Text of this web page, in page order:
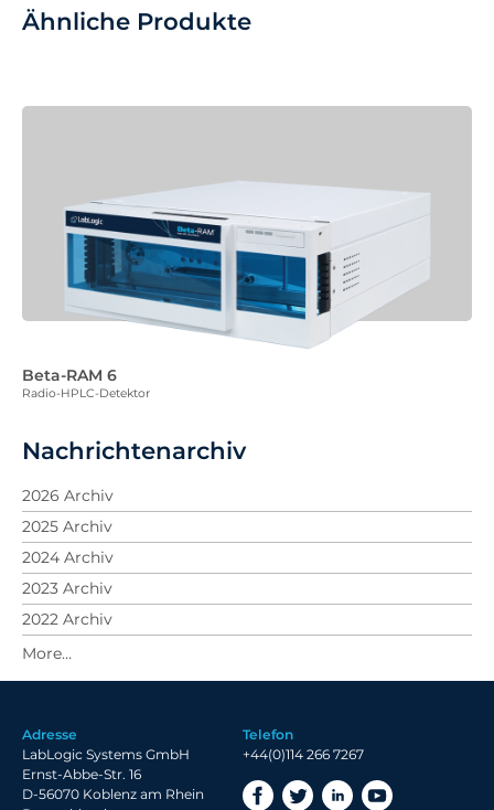
Ähnliche Produkte
Beta-RAM 6
Radio-HPLC-Detektor
Nachrichtenarchiv
2026 Archiv
2025 Archiv
2024 Archiv
2023 Archiv
2022 Archiv
2021 Archiv
2020 Archiv
2018 Archiv
Adresse
LabLogic Systems GmbH
Ernst-Abbe-Str. 16
D-56070 Koblenz am Rhein
Telefon
+44(0)114 266 7267